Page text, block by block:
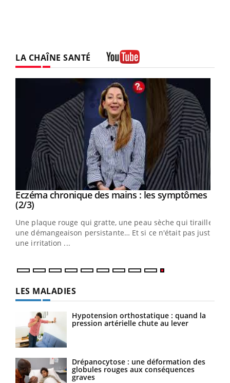
LA CHAÎNE SANTÉ
Youtube
Eczéma chronique des mains : les symptômes
(2/3)Youtube
Une plaque rouge qui gratte, une peau sèche qui tiraille,
une démangeaison persistante… Et si ce n'était pas juste
une irritation ...
LES MALADIES
Hypotension orthostatique : quand la
pression artérielle chute au lever
Drépanocytose : une déformation des
globules rouges aux conséquences
graves